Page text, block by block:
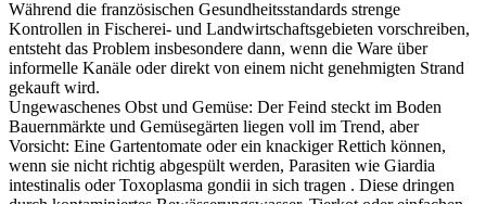
Während die französischen Gesundheitsstandards strenge
Kontrollen in Fischerei- und Landwirtschaftsgebieten vorschreiben,
entsteht das Problem insbesondere dann, wenn die Ware über
informelle Kanäle oder direkt von einem nicht genehmigten Strand
gekauft wird.
Ungewaschenes Obst und Gemüse: Der Feind steckt im Boden
Bauernmärkte und Gemüsegärten liegen voll im Trend, aber
Vorsicht: Eine Gartentomate oder ein knackiger Rettich können,
wenn sie nicht richtig abgespült werden, Parasiten wie Giardia
intestinalis oder Toxoplasma gondii in sich tragen . Diese dringen